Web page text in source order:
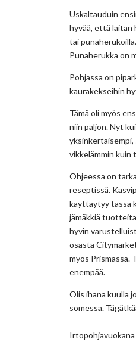
Uskaltauduin
hyvää, että laitan
tai
Punaherukka on
Pohjassa on
kaurakekseihin
Tämä oli myös
niin paljon. Nyt
yksinkertaisempi,
vikkelämmin kuin
Ohjeessa on
reseptissä.
käyttäytyy tässä
jämäkkiä
hyvin
osasta
myös Prismassa.
enempää.
Olis ihana kuulla
somessa.
Irtopohjavuokana